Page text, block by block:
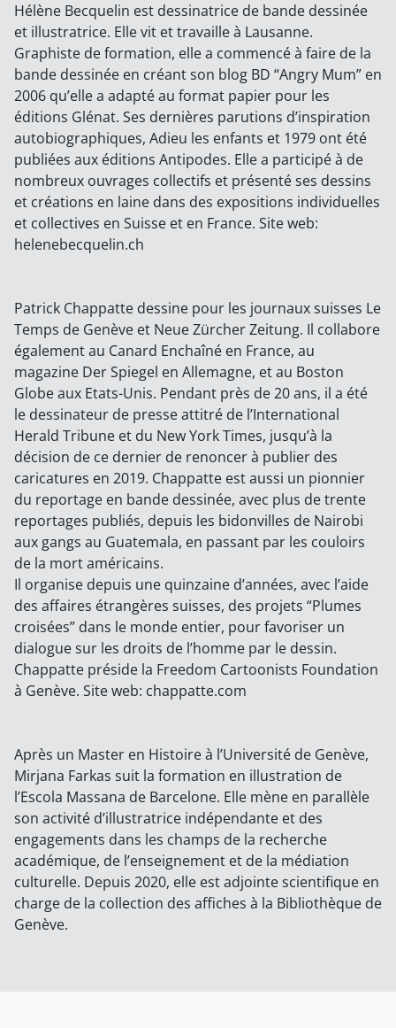
Hélène Becquelin est dessinatrice de bande dessinée
et illustratrice. Elle vit et travaille à Lausanne.
Graphiste de formation, elle a commencé à faire de la
bande dessinée en créant son blog BD “Angry Mum” en
2006 qu’elle a adapté au format papier pour les
éditions Glénat. Ses dernières parutions d’inspiration
autobiographiques, Adieu les enfants et 1979 ont été
publiées aux éditions Antipodes. Elle a participé à de
nombreux ouvrages collectifs et présenté ses dessins
et créations en laine dans des expositions individuelles
et collectives en Suisse et en France. Site web:
helenebecquelin.ch
Patrick Chappatte dessine pour les journaux suisses Le
Temps de Genève et Neue Zürcher Zeitung. Il collabore
également au Canard Enchaîné en France, au
magazine Der Spiegel en Allemagne, et au Boston
Globe aux Etats-Unis. Pendant près de 20 ans, il a été
le dessinateur de presse attitré de l’International
Herald Tribune et du New York Times, jusqu’à la
décision de ce dernier de renoncer à publier des
caricatures en 2019. Chappatte est aussi un pionnier
du reportage en bande dessinée, avec plus de trente
reportages publiés, depuis les bidonvilles de Nairobi
aux gangs au Guatemala, en passant par les couloirs
de la mort américains.
Il organise depuis une quinzaine d’années, avec l’aide
des affaires étrangères suisses, des projets “Plumes
croisées” dans le monde entier, pour favoriser un
dialogue sur les droits de l’homme par le dessin.
Chappatte préside la Freedom Cartoonists Foundation
à Genève. Site web: chappatte.com
Après un Master en Histoire à l’Université de Genève,
Mirjana Farkas suit la formation en illustration de
l’Escola Massana de Barcelone. Elle mène en parallèle
son activité d’illustratrice indépendante et des
engagements dans les champs de la recherche
académique, de l’enseignement et de la médiation
culturelle. Depuis 2020, elle est adjointe scientifique en
charge de la collection des affiches à la Bibliothèque de
Genève.